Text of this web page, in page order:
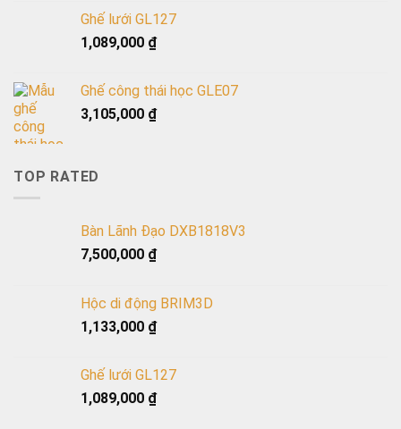
Ghế lưới GL127
1,089,000 ₫
Ghế công thái học GLE07
3,105,000 ₫
TOP RATED
Bàn Lãnh Đạo DXB1818V3
7,500,000 ₫
Hộc di động BRIM3D
1,133,000 ₫
Ghế lưới GL127
1,089,000 ₫